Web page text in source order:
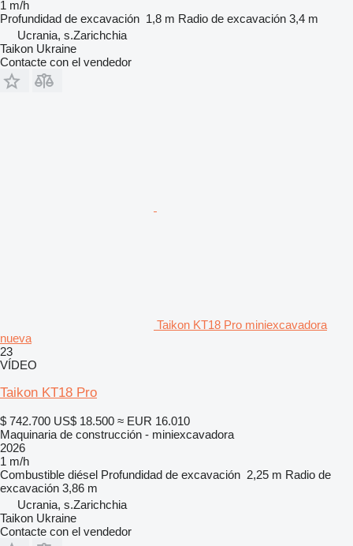
1 m/h
Profundidad de excavación 1,8 m Radio de excavación 3,4 m
Ucrania, s.Zarichchia
Taikon Ukraine
Contacte con el vendedor
Taikon KT18 Pro miniexcavadora
nueva
23
VÍDEO
Taikon KT18 Pro
$ 742.700 US$ 18.500 ≈ EUR 16.010
Maquinaria de construcción - miniexcavadora
2026
1 m/h
Combustible diésel Profundidad de excavación 2,25 m Radio de
excavación 3,86 m
Ucrania, s.Zarichchia
Taikon Ukraine
Contacte con el vendedor